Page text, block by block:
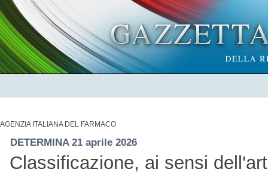
AGENZIA ITALIANA DEL FARMACO
DETERMINA 21 aprile 2026
Classificazione, ai sensi